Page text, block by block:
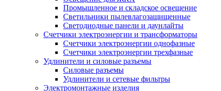
Промышленное и складское освещение
Светильники пылевлагозащищенные
Светодиодные панели и даунлайты
Счетчики электроэнергии и трансформаторы
Счетчики электроэнергии однофазные
Счетчики электроэнергии трехфазные
Удлинители и силовые разъемы
Силовые разъемы
Удлинители и сетевые фильтры
Электромонтажные изделия